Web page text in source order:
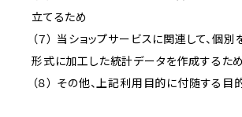
立てるため
（７） 当ショップサービスに関連して、個
形式に加工した統計データを作成するため
（８） その他、上記利用目的に付随する目